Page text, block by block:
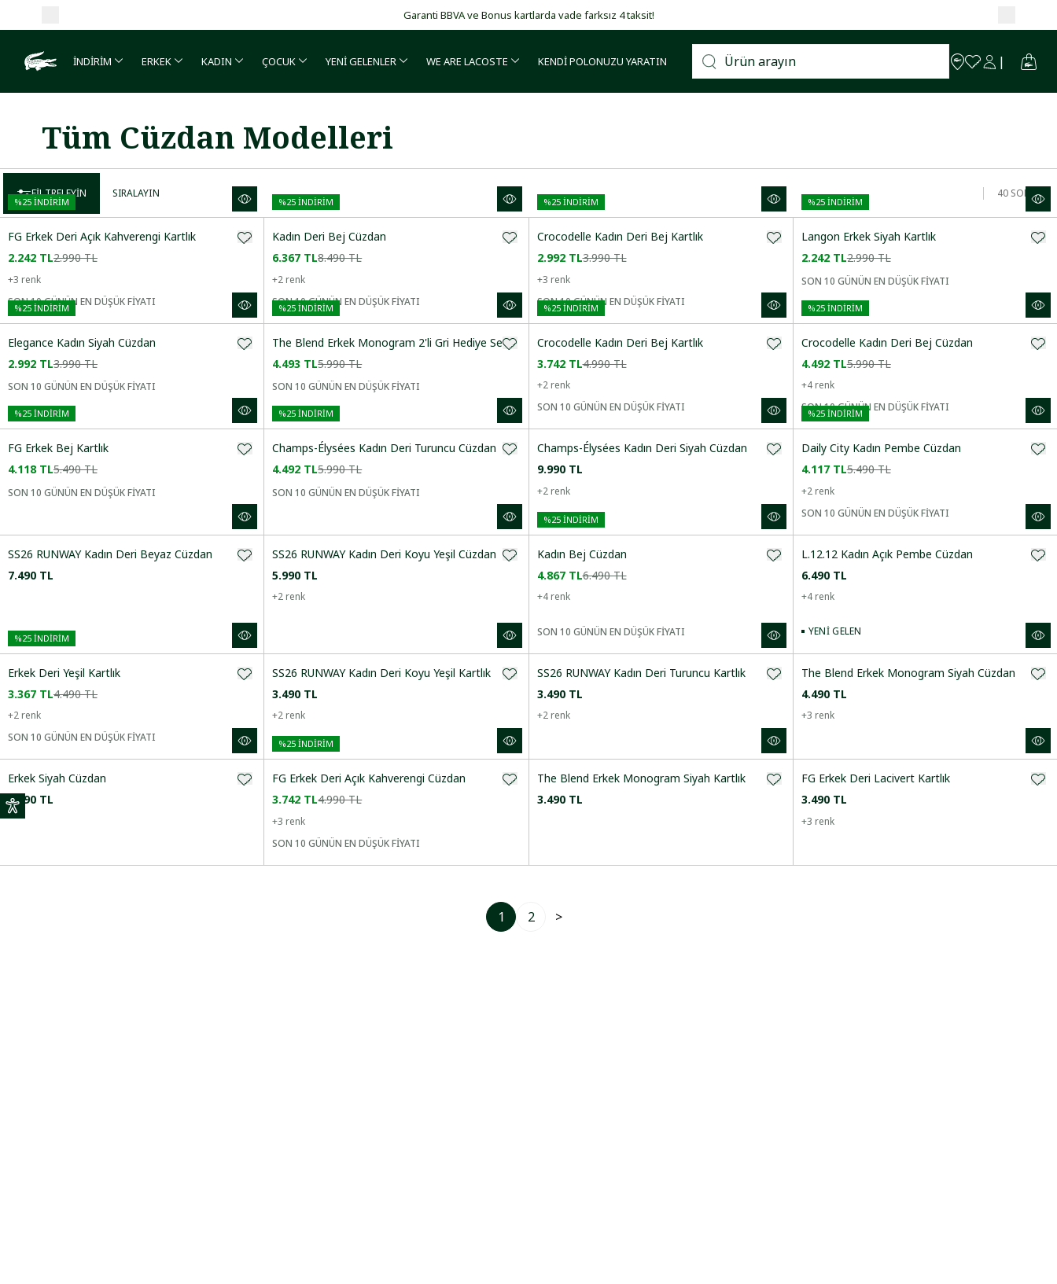
Garanti BBVA ve Bonus kartlarda vade farksız 4 taksit!
İNDİRİM ERKEK KADIN ÇOCUK YENİ GELENLER WE ARE LACOSTE KENDİ POLONUZU YARATIN
Tüm Cüzdan Modelleri
FILTRELEYIN SIRALAYIN 40 SONUÇ
Önerilenler
Artan Fiyat
Azalan Fiyat
Yeni Gelenler
CINSIYET
KATEGORI
BEDEN
DESEN
%25 İNDİRİM
FG Erkek Deri Açık Kahverengi Kartlık
2.242 TL2.990 TL
+3 renk
SON 10 GÜNÜN EN DÜŞÜK FİYATI
%25 İNDİRİM
Kadın Deri Bej Cüzdan
6.367 TL8.490 TL
+2 renk
SON 10 GÜNÜN EN DÜŞÜK FİYATI
%25İNDİRİM
Crocodelle Kadın Deri Bej Kartlık
2.992 TL3.990 TL
+3 renk
SON 10 GÜNÜN EN DÜŞÜK FİYATI
%25İNDİRİM
Langon Erkek Siyah Kartlık
2.242 TL2.990 TL
SON 10 GÜNÜN EN DÜŞÜK FİYATI
%25 İNDİRİM
Elegance Kadın Siyah Cüzdan
2.992 TL3.990 TL
SON 10 GÜNÜN EN DÜŞÜK FİYATI
%25 İNDİRİM
The Blend Erkek Monogram 2'li Gri Hediye Seti
4.493 TL5.990 TL
SON 10 GÜNÜN EN DÜŞÜK FİYATI
%25İNDİRİM
Crocodelle Kadın Deri Bej Kartlık
3.742 TL4.990 TL
+2 renk
SON 10 GÜNÜN EN DÜŞÜK FİYATI
%25İNDİRİM
Crocodelle Kadın Deri Bej Cüzdan
4.492 TL5.990 TL
+4 renk
SON 10 GÜNÜN EN DÜŞÜK FİYATI
%25 İNDİRİM
FG Erkek Bej Kartlık
4.118 TL5.490 TL
SON 10 GÜNÜN EN DÜŞÜK FİYATI
%25 İNDİRİM
Champs-Élysées Kadın Deri Turuncu Cüzdan
4.492 TL5.990 TL
SON 10 GÜNÜN EN DÜŞÜK FİYATI
Champs-Élysées Kadın Deri Siyah Cüzdan
9.990 TL
+2 renk
%25İNDİRİM
Daily City Kadın Pembe Cüzdan
4.117 TL5.490 TL
+2 renk
SON 10 GÜNÜN EN DÜŞÜK FİYATI
SS26 RUNWAY Kadın Deri Beyaz Cüzdan
7.490 TL
SS26 RUNWAY Kadın Deri Koyu Yeşil Cüzdan
5.990 TL
+2 renk
%25İNDİRİM
Kadın Bej Cüzdan
4.867 TL6.490 TL
+4 renk
SON 10 GÜNÜN EN DÜŞÜK FİYATI
L.12.12 Kadın Açık Pembe Cüzdan
6.490 TL
+4 renk
YENI GELEN
%25 İNDİRİM
Erkek Deri Yeşil Kartlık
3.367 TL4.490 TL
+2 renk
SON 10 GÜNÜN EN DÜŞÜK FİYATI
SS26 RUNWAY Kadın Deri Koyu Yeşil Kartlık
3.490 TL
+2 renk
SS26 RUNWAY Kadın Deri Turuncu Kartlık
3.490 TL
+2 renk
The Blend Erkek Monogram Siyah Cüzdan
4.490 TL
+3 renk
Erkek Siyah Cüzdan
4.490 TL
%25 İNDİRİM
FG Erkek Deri Açık Kahverengi Cüzdan
3.742 TL4.990 TL
+3 renk
SON 10 GÜNÜN EN DÜŞÜK FİYATI
The Blend Erkek Monogram Siyah Kartlık
3.490 TL
FG Erkek Deri Lacivert Kartlık
3.490 TL
+3 renk
1 2 >